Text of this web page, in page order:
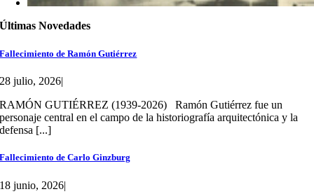
Últimas Novedades
Fallecimiento de Ramón Gutiérrez
28 julio, 2026|
RAMÓN GUTIÉRREZ (1939-2026) Ramón Gutiérrez fue un
personaje central en el campo de la historiografía arquitectónica y la
defensa [...]
Fallecimiento de Carlo Ginzburg
18 junio, 2026|